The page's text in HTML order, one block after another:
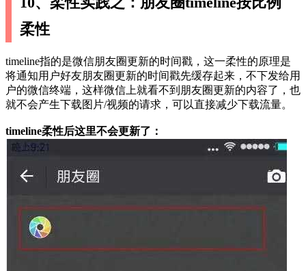
柔性
timeline指的是微信朋友圈更新的时间戳，这一柔性的原理是
将通知用户好友朋友圈更新的时间戳先缓存起来，不下发给用
户的微信终端，这样微信上就看不到朋友圈更新的内容了，也
就不会产生下载图片/视频的请求，可以直接减少下载流量。
timeline柔性后这里不会更新了：